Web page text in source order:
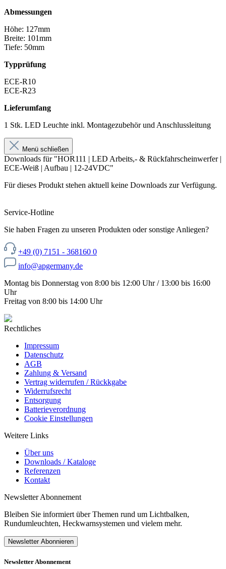
Abmessungen
Höhe: 127mm
Breite: 101mm
Tiefe: 50mm
Typprüfung
ECE-R10
ECE-R23
Lieferumfang
1 Stk. LED Leuchte inkl. Montagezubehör und Anschlussleitung
Menü schließen
Downloads für "HOR111 | LED Arbeits,- & Rückfahrscheinwerfer |
ECE-Weiß | Aufbau | 12-24VDC"
Für dieses Produkt stehen aktuell keine Downloads zur Verfügung.
Service-Hotline
Sie haben Fragen zu unseren Produkten oder sonstige Anliegen?
+49 (0) 7151 - 368160 0
info@apgermany.de
Montag bis Donnerstag von 8:00 bis 12:00 Uhr / 13:00 bis 16:00
Uhr
Freitag von 8:00 bis 14:00 Uhr
Rechtliches
Impressum
Datenschutz
AGB
Zahlung & Versand
Vertrag widerrufen / Rückkgabe
Widerrufsrecht
Entsorgung
Batterieverordnung
Cookie Einstellungen
Weitere Links
Über uns
Downloads / Kataloge
Referenzen
Kontakt
Newsletter Abonnement
Bleiben Sie informiert über Themen rund um Lichtbalken,
Rundumleuchten, Heckwarnsystemen und vielem mehr.
Newsletter Abonnieren
Newsletter Abonnement